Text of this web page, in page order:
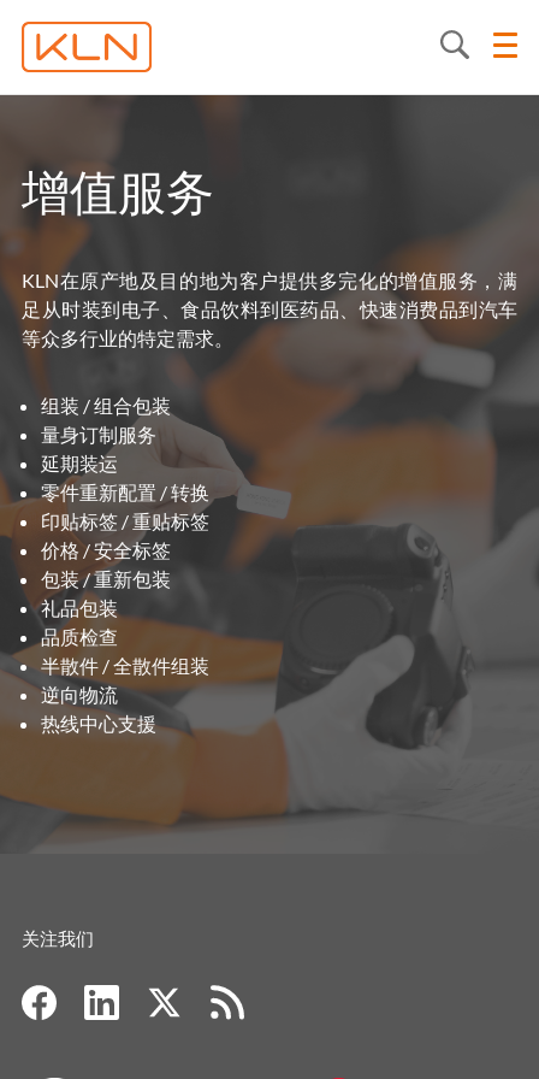
增值服务
KLN在原产地及目的地为客户提供多完化的增值服务，满
足从时装到电子、食品饮料到医药品、快速消费品到汽车
等众多行业的特定需求。
组装 / 组合包装
量身订制服务
延期装运
零件重新配置 / 转换
印贴标签 / 重贴标签
价格 / 安全标签
包装 / 重新包装
礼品包装
品质检查
半散件 / 全散件组装
逆向物流
热线中心支援
关注我们